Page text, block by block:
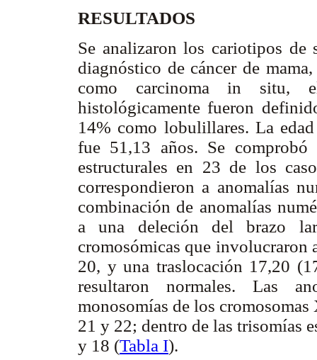
RESULTADOS
Se analizaron los cariotipos de
diagnóstico de cáncer de
como carcinoma in situ,
histológicamente fueron
14% como lobulillares. La
fue 51,13 años. Se comprobó
estructurales en 23 de los
correspondieron a anomalías
combinación de anomalías
a una deleción del brazo
cromosómicas que involucraron
20, y una traslocación 17,20
resultaron normales. Las
monosomías de los
21 y 22; dentro de las trisomías
y 18 (Tabla I).